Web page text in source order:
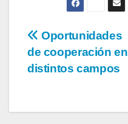
Oportunidades
de cooperación en
distintos campos